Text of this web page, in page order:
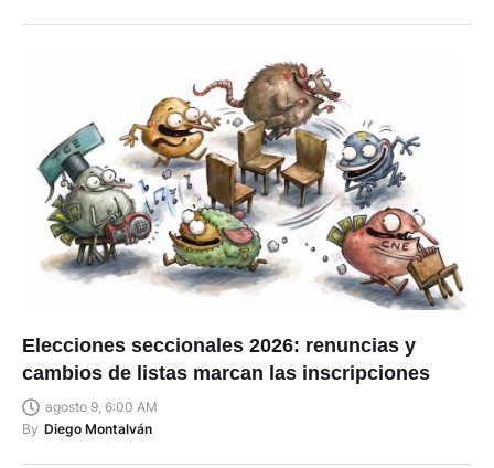
Elecciones seccionales 2026: renuncias y
cambios de listas marcan las inscripciones
agosto 9, 6:00 AM
By Diego Montalván